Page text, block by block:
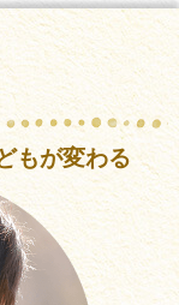
もが変わる